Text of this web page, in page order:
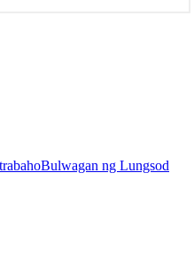
Bulwagan ng Lungsod